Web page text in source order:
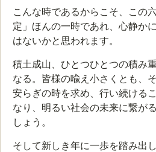
こんな時であるからこそ、この
定」ほんの一時であれ、心静か
はないかと思われます。
積土成山、ひとつひとつの積み
なる。皆様の喩え小さくとも、
安らぎの時を求め、行い続ける
なり、明るい社会の未来に繋が
しょう。
そして新しき年に一歩を踏み出